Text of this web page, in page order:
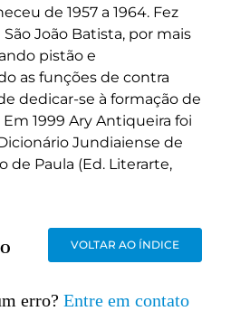
de 1957 a 1964. Fez
João Batista, por mais
pistão e
as funções de contra
dedicar-se à formação de
1999 Ary Antiqueira foi
Jundiaiense de
de Paula (Ed. Literarte,
VOLTAR AO ÍNDICE
erro? Entre em contato